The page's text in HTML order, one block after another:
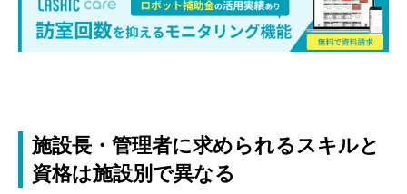
施設長・管理者に求められるスキルと
資格は施設別で異なる